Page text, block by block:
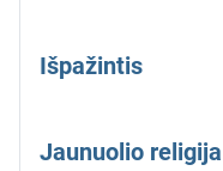
Išpažintis
Jaunuolio religija